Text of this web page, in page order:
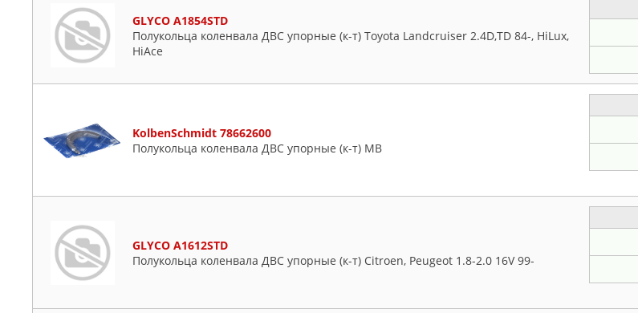
GLYCO A1854STD
Полукольца коленвала ДВС упорные (к-т) Toyota Landcruiser 2.4D,TD 84-, HiLux,
HiAce
KolbenSchmidt 78662600
Полукольца коленвала ДВС упорные (к-т) MB
GLYCO A1612STD
Полукольца коленвала ДВС упорные (к-т) Citroen, Peugeot 1.8-2.0 16V 99-